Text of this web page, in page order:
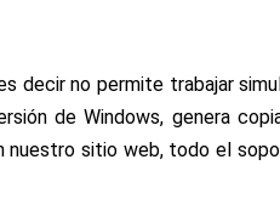
decir no permite trabajar
de Windows, genera
nuestro sitio web, todo el